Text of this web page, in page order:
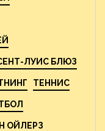
ЛУИС БЛЮЗ
ТЕННИС
ОЙЛЕРЗ